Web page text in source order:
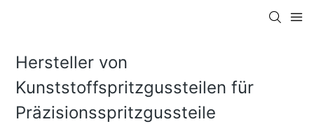
Hersteller von
Kunststoffspritzgussteilen für
Präzisionsspritzgussteile